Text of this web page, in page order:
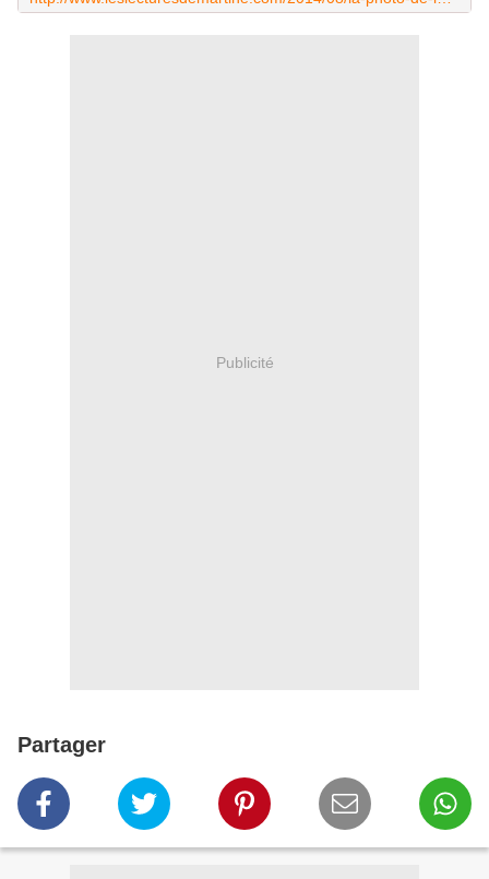
Publicité
Partager